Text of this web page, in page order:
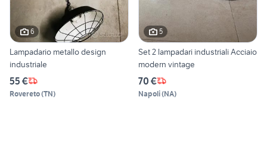
6
Lampadario metallo design
industriale
55 €
Rovereto(TN)
5
Set 2 lampadari industriali Acciaio
modern vintage
70 €
Napoli(NA)